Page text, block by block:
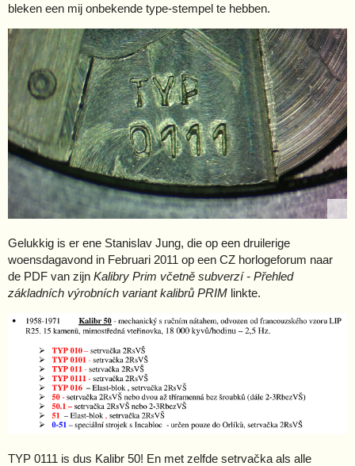
bleken een mij onbekende type-stempel te hebben.
Gelukkig is er ene Stanislav Jung, die op een druilerige
woensdagavond in Februari 2011 op een CZ horlogeforum naar
de PDF van zijn Kalibry Prim včetně subverzí - Přehled
základních výrobních variant kalibrů PRIM linkte.
TYP 0111 is dus Kalibr 50! En met zelfde setrvačka als alle